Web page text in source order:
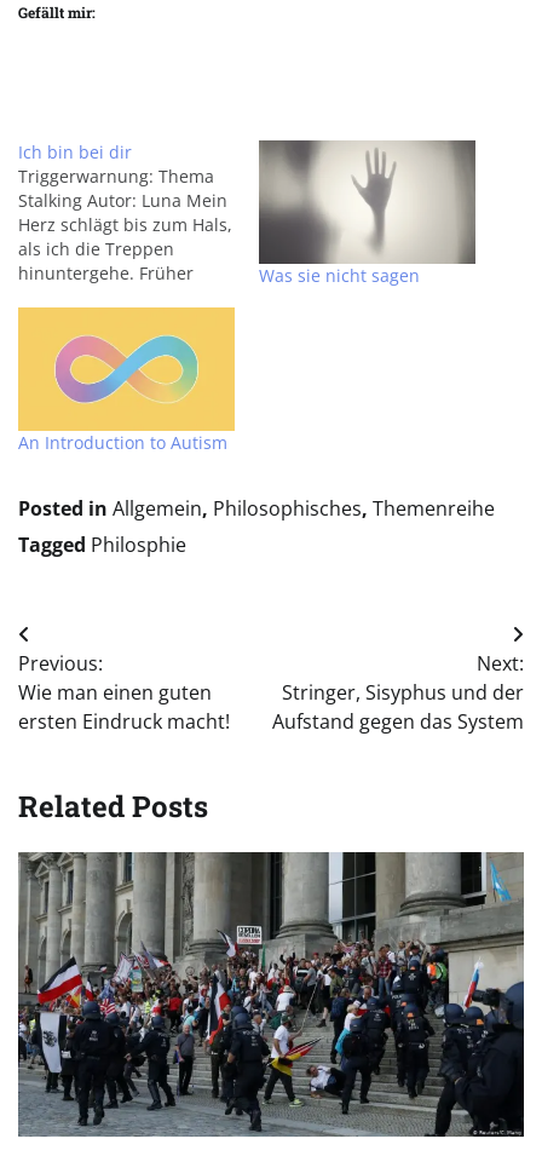
Gefällt mir:
Ich bin bei dir
Triggerwarnung: Thema
Stalking Autor: Luna Mein
Herz schlägt bis zum Hals,
als ich die Treppen
hinuntergehe. Früher
seinen Armen lag. Heute
schaue ich mich um,
bevor ich die
schließe. Ist er da, wartet
Was sie nicht sagen
An Introduction to Autism
Posted in Allgemein, Philosophisches, Themenreihe
Tagged Philosphie
Beitragsnavigation
Previous:
Wie man einen guten
ersten Eindruck macht!
Next:
Stringer, Sisyphus und der
Aufstand gegen das System
Related Posts